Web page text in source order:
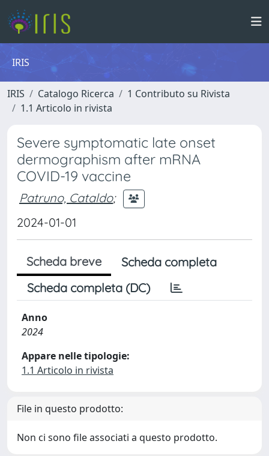
IRIS
IRIS Catalogo Ricerca
1 Contributo su Rivista
1.1 Articolo in rivista
Severe symptomatic late onset
dermographism after mRNA
COVID-19 vaccine
Patruno, Cataldo;
2024-01-01
Scheda breve
Scheda completa
Scheda completa (DC)
Anno
2024
Appare nelle tipologie:
1.1 Articolo in rivista
File in questo prodotto:
Non ci sono file associati a questo prodotto.